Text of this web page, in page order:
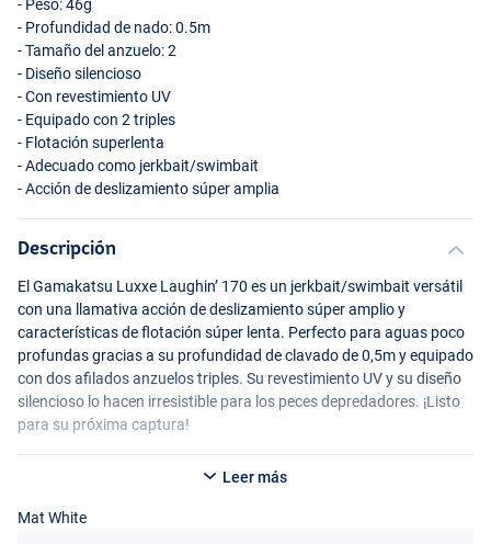
Firetiger
- Peso: 46g
- Profundidad de nado: 0.5m
- Tamaño del anzuelo: 2
- Diseño silencioso
- Con revestimiento UV
- Equipado con 2 triples
- Flotación superlenta
- Adecuado como jerkbait/swimbait
- Acción de deslizamiento súper amplia
Descripción
El Gamakatsu Luxxe Laughin’ 170 es un jerkbait/swimbait versátil
con una llamativa acción de deslizamiento súper amplio y
características de flotación súper lenta. Perfecto para aguas poco
profundas gracias a su profundidad de clavado de 0,5m y equipado
con dos afilados anzuelos triples. Su revestimiento UV y su diseño
silencioso lo hacen irresistible para los peces depredadores. ¡Listo
para su próxima captura!
Leer más
Mat White